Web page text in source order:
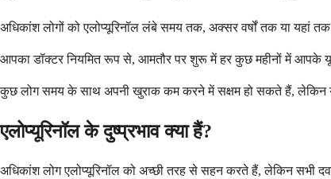
अधिकांश लोगों को एलोप्यूरिनॉल लंबे समय तक, अक्सर वर्षों तक या यहां
आपका डॉक्टर नियमित रूप से, आमतौर पर शुरू में हर कुछ महीनों में आपके
कुछ लोग समय के साथ अपनी खुराक कम करने में सक्षम हो सकते हैं, लेकिन
एलोप्यूरिनॉल के दुष्प्रभाव क्या हैं?
अधिकांश लोग एलोप्यूरिनॉल को अच्छी तरह से सहन करते हैं, लेकिन सभी